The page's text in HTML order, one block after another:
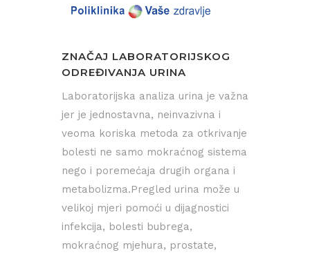
ZNAČAJ LABORATORIJSKOG
ODREĐIVANJA URINA
Laboratorijska analiza urina je važna
jer je jednostavna, neinvazivna i
veoma koriska metoda za otkrivanje
bolesti ne samo mokraćnog sistema
nego i poremećaja drugih organa i
metabolizma.Pregled urina može u
velikoj mjeri pomoći u dijagnostici
infekcija, bolesti bubrega,
mokraćnog mjehura, prostate,